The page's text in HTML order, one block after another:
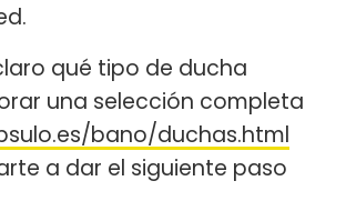
qué tipo de ducha
una selección completa
bano/duchas.html
a dar el siguiente paso